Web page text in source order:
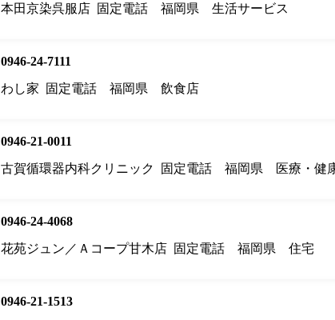
本田京染呉服店 固定電話 福岡県 生活サービス
0946-24-7111
わし家
固定電話 福岡県 飲食店
0946-21-0011
古賀循環器内科クリニック
固定電話 福岡県 医療・健
0946-24-4068
花苑ジュン／Ａコープ甘木店 固定電話 福岡県 住宅
0946-21-1513